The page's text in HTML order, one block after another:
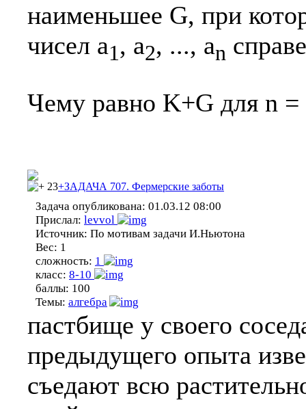
наименьшее G, при
чисел a1 , a2, ..., an
Чему равно K+G для n =
23+ЗАДАЧА 707. Фермерские заботы
Задача опубликована: 01.03.12 08:00
Прислал: levvol
Источник: По мотивам задачи И.Ньютона
Вес: 1
сложность: 1
класс: 8-10
баллы: 100
Темы: алгебра
пастбище у своего
предыдущего опыта
съедают всю